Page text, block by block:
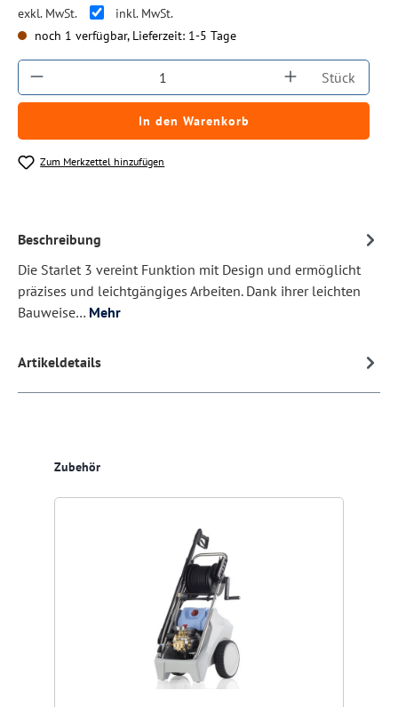
exkl. MwSt.
inkl. MwSt.
noch 1 verfügbar, Lieferzeit: 1-5 Tage
Produkt Anzahl: Gib den gewünschten
Stück
In den Warenkorb
Zum Merkzettel hinzufügen
Beschreibung
Die Starlet 3 vereint Funktion mit Design und ermöglicht
präzises und leichtgängiges Arbeiten. Dank ihrer leichten
Bauweise… Mehr
Artikeldetails
Produktgalerie überspringen
Zubehör